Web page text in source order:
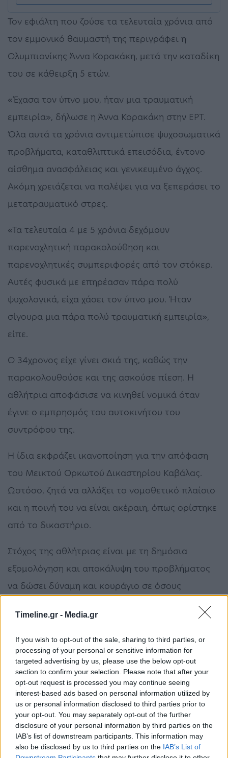
Timeline.gr - Media.gr
If you wish to opt-out of the sale, sharing to third parties, or
processing of your personal or sensitive information for
targeted advertising by us, please use the below opt-out
section to confirm your selection. Please note that after your
opt-out request is processed you may continue seeing
interest-based ads based on personal information utilized by
us or personal information disclosed to third parties prior to
your opt-out. You may separately opt-out of the further
disclosure of your personal information by third parties on the
IAB’s list of downstream participants. This information may
also be disclosed by us to third parties on the IAB’s List of
Τον εφιάλτη που ζούσε τα τελευταία χρόνια από
τον εμμονικό θαυμαστή της περιγράφει η
Ολυμπιονίκης Άννα Κορακάκη, μετά την καταδίκη
του σε κάθειρξη 5 ετών.
«Έχασα τον ύπνο μου, ήταν μια τραυματική
εμπειρία», δήλωσε η Άννα Κορακάκη στην ΕΡΤ.
Όλα αυτά τα χρόνια αντιμετώπισε ψυχοσωματικά
προβλήματα, καταθλιπτικά επεισόδια, έντονο
αίσθημα ανασφάλειας και γενικευμένο άγχος.
Ακόμη χρειάζεται να παλέψει για να ξεπεράσει το
μετατραυματικό στρες.
«Τα τελευταία 4 με 5 χρόνια δεχόμουν
παρενοχλητική παρακολούθηση και
παρενοχλητικές συμπεριφορές από τον στόκερ.
Αυτές φυσικά με επηρέασαν πάρα πολύ
ψυχολογικά, είχα χάσει τον ύπνο μου. Ήταν
σίγουρα μια πάρα πολύ τραυματική εμπειρία»,
είπε.
Ο 34χρονος είχε γίνει σκιά της, καθώς την
παρακολουθούσε και της ασκούσε πίεση. Η
αθλήτρια αποφάσισε να κινηθεί νομικά όταν
έγινε ο εμπρησμός του αυτοκινήτου του
συντρόφου της.
Η ίδια εκφράζει ικανοποίηση για την απόφαση
του Μεικτού Ορκωτού Δικαστηρίου Καβάλας.
Ωστόσο, ζητά να αλλάξει το νομοθετικό πλαίσιο
και η ποινή του να είναι ακέραιη, όπως ορίστηκε
από το δικαστήριο.
Στόχος της αθλήτριας είναι με τη δημόσια
εξομολόγηση και αποκάλυψη του προβλήματος
να δώσει δύναμη και κουράγιο σε όσους
Δείτε το βίντεο: